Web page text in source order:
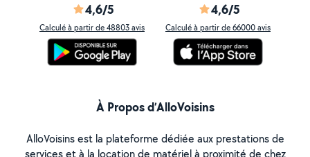
4,6/5
Calculé à partir de 48803 avis
4,6/5
Calculé à partir de 66000 avis
À Propos d’AlloVoisins
AlloVoisins est la plateforme dédiée aux prestations de
services et à la location de matériel à proximité de chez